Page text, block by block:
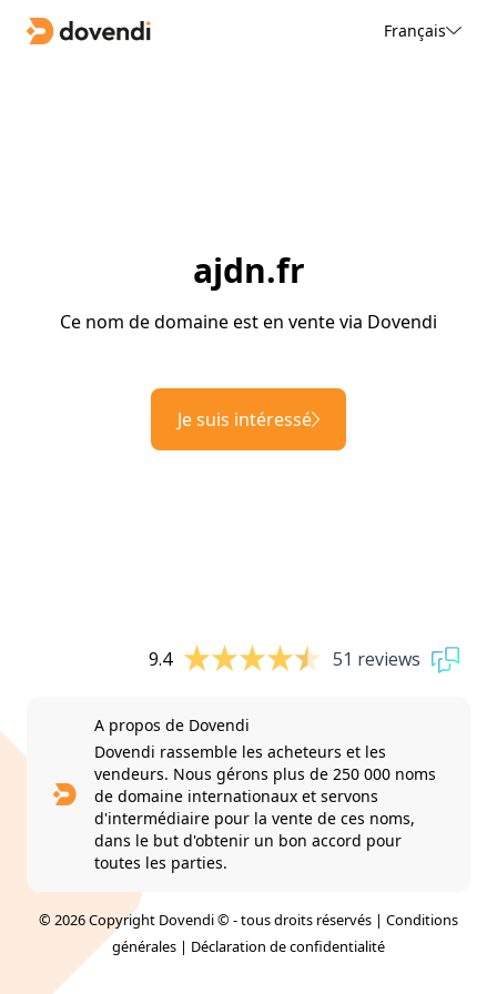
Français
ajdn.fr
Ce nom de domaine est en vente via Dovendi
Je suis intéressé
9.4 51 reviews
A propos de Dovendi
Dovendi rassemble les acheteurs et les
vendeurs. Nous gérons plus de 250 000 noms
de domaine internationaux et servons
d'intermédiaire pour la vente de ces noms,
dans le but d'obtenir un bon accord pour
toutes les parties.
© 2026 Copyright Dovendi © - tous droits réservés | Conditions
générales | Déclaration de confidentialité